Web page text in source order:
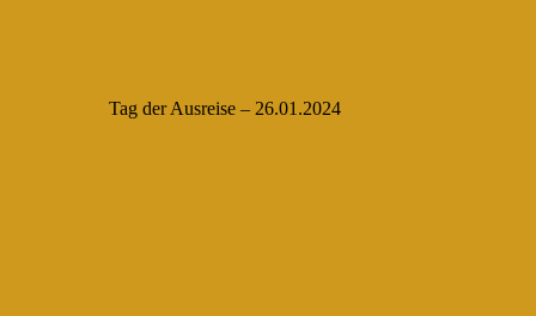
Tag der Ausreise – 26.01.2024